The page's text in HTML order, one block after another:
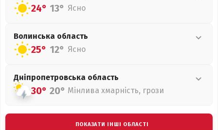
24° 13° Ясно
Волинська область
25° 12° Ясно
Дніпропетровська область
30° 20° Мінлива хмарність, грози
ПОКАЗАТИ ІНШІ ОБЛАСТІ